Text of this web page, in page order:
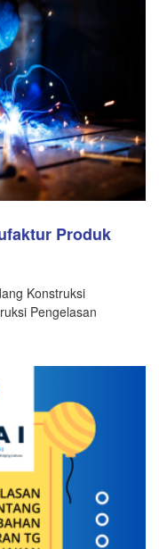
Produk
Konstruksi
Pengelasan